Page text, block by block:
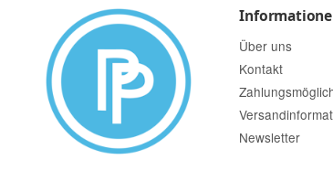
Über uns
Kontakt
Newsletter